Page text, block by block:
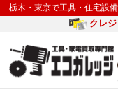
栃木・東京で工具・住宅設
クレ